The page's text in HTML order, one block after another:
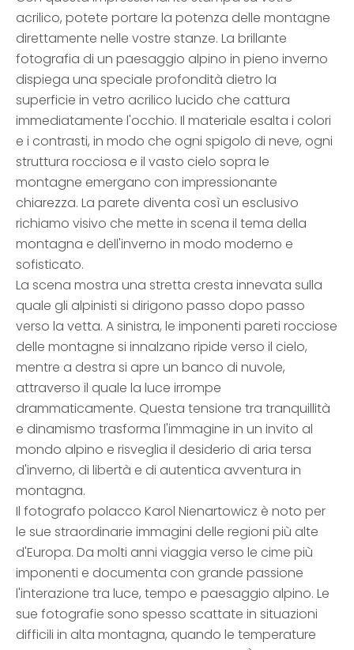
acrilico, potete portare la potenza delle montagne
direttamente nelle vostre stanze. La brillante
fotografia di un paesaggio alpino in pieno inverno
dispiega una speciale profondità dietro la
superficie in vetro acrilico lucido che cattura
immediatamente l'occhio. Il materiale esalta i colori
e i contrasti, in modo che ogni spigolo di neve, ogni
struttura rocciosa e il vasto cielo sopra le
montagne emergano con impressionante
chiarezza. La parete diventa così un esclusivo
richiamo visivo che mette in scena il tema della
montagna e dell'inverno in modo moderno e
sofisticato.
La scena mostra una stretta cresta innevata sulla
quale gli alpinisti si dirigono passo dopo passo
verso la vetta. A sinistra, le imponenti pareti rocciose
delle montagne si innalzano ripide verso il cielo,
mentre a destra si apre un banco di nuvole,
attraverso il quale la luce irrompe
drammaticamente. Questa tensione tra tranquillità
e dinamismo trasforma l'immagine in un invito al
mondo alpino e risveglia il desiderio di aria tersa
d'inverno, di libertà e di autentica avventura in
montagna.
Il fotografo polacco Karol Nienartowicz è noto per
le sue straordinarie immagini delle regioni più alte
d'Europa. Da molti anni viaggia verso le cime più
imponenti e documenta con grande passione
l'interazione tra luce, tempo e paesaggio alpino. Le
sue fotografie sono spesso scattate in situazioni
difficili in alta montagna, quando le temperature